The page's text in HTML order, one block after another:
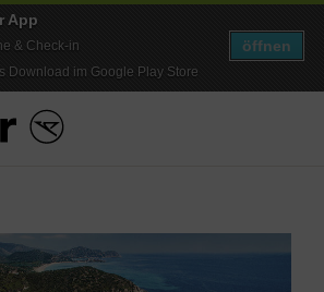
App
& Check-in
Download im Google Play Store
öffnen